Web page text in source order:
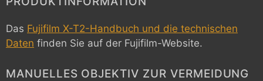
Das Fujifilm X-T2-Handbuch und die technischen
Daten finden Sie auf der Fujifilm-Website.
MANUELLES OBJEKTIV ZUR VERMEIDUNG